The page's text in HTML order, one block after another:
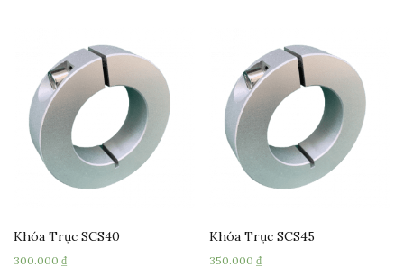
Khóa Trục SCS40
300.000 ₫
Khóa Trục SCS45
350.000₫